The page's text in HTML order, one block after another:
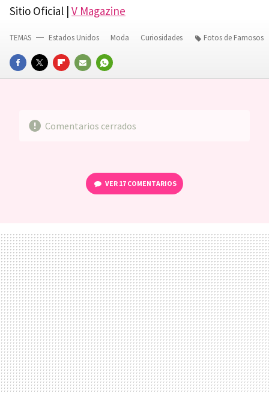
Sitio Oficial | V Magazine
FACEBOOKTWITTERFLIPBOARD
E-
WHATSAPP
TEMAS Estados Unidos Moda Curiosidades Fotos de Famosos
Comentarios cerrados
VER 17 COMENTARIOS